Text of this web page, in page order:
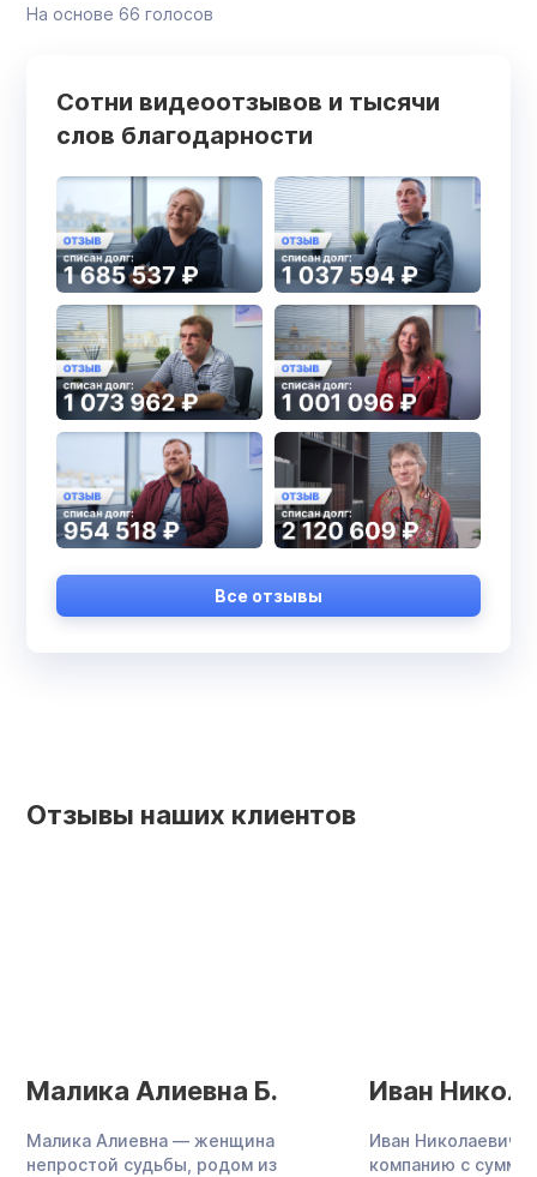
На основе 66 голосов
Сотни видеоотзывов и тысячи
слов благодарности
Все отзывы
Отзывы наших клиентов
Малика Алиевна Б.
Малика Алиевна — женщина
непростой судьбы, родом из
Иван
Иван Николаевич
компанию с